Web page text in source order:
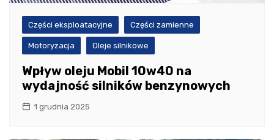
Części eksploatacyjne Części zamienne
Motoryzacja Oleje silnikowe
Wpływ oleju Mobil 10w40 na
wydajność silników benzynowych
1 grudnia 2025